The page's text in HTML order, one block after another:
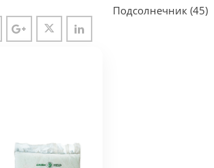
Подсолнечник (45)